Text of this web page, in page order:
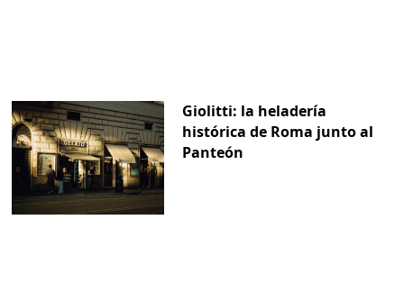
Giolitti: la heladería
histórica de Roma junto al
Panteón